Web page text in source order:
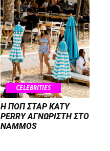
CELEBRITIES
H ΠΟΠ ΣΤΑΡ KATY
PERRY ΑΓΝΩΡΙΣΤΗ ΣΤΟ
NAMMOS